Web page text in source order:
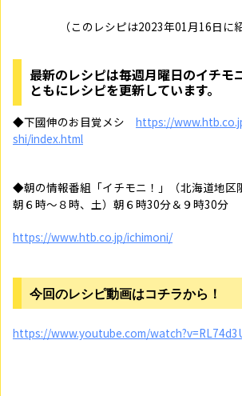
（このレシピは2023年01月16日に
最新のレシピは毎週月曜日のイチモ
ともにレシピを更新しています。
◆下國伸のお目覚メシ https://
shi/index.html
◆朝の情報番組「イチモニ！」（北海道地区
朝６時～８時、土）朝６時30分＆９時30分
https://www.htb.co.jp/ichimoni/
今回のレシピ動画はコチラから！
https://www.youtube.com/